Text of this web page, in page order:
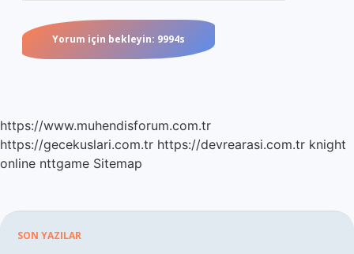
https://www.muhendisforum.com.tr
https://gecekuslari.com.tr https://devrearasi.com.tr knight
online nttgame Sitemap
SON YAZILAR